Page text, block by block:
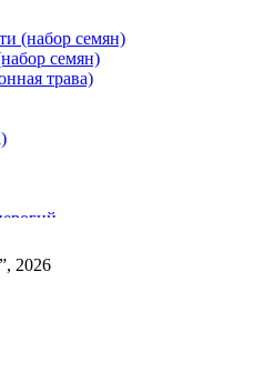
(набор семян)
семян)
трава)
2026